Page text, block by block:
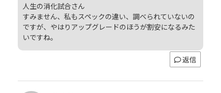
人生の消化試合さん
すみません、私もスペックの違い、調べられていないの
ですが、やはりアップグレードのほうが割安になるみた
いですね。
返信